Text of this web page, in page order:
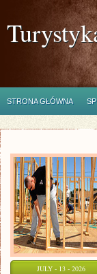
STRONA GŁÓWNA
JULY - 13 - 2026